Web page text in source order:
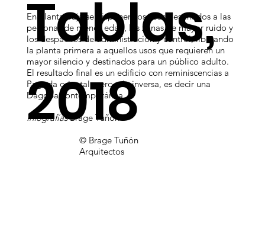
En planta baja se disponen los usos destinados a las
personas de menor edad, las zonas de mayor ruido y
los despachos de administración y control, liberando
la planta primera a aquellos usos que requieren un
mayor silencio y destinados para un público adulto.
El resultado final es un edificio con reminiscencias a
Pagoda oriental, pero a la inversa, es decir una
Dagopa contemporánea.
InfografíasBrage Tuñón
Tablas,
2018
© Brage Tuñón
Arquitectos